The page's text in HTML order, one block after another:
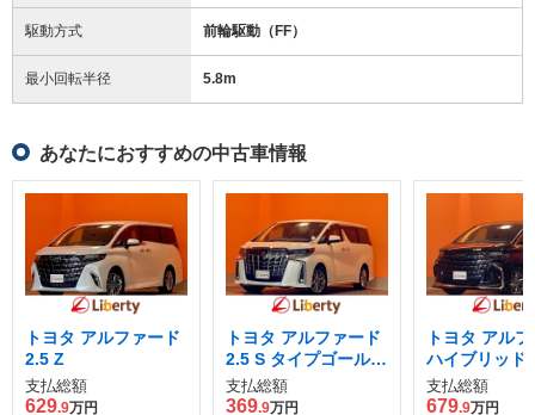
駆動方式 前輪駆動（FF）
最小回転半径 5.8m
あなたにおすすめの中古車情報
トヨタ アルファード
2.5 Z
支払総額
629.9万円
トヨタ アルファード
2.5 S タイプゴールド
II
支払総額
369.9万円
トヨタ アル
ハイブリッド
支払総額
679.9万円